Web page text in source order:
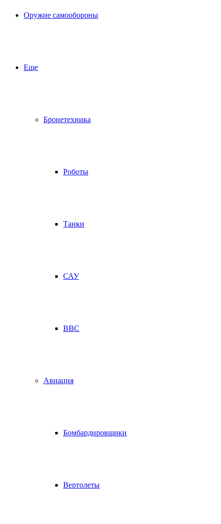
Оружие самообороны
Еще
Бронетехника
Роботы
Танки
САУ
ВВС
Авиация
Бомбардировщики
Вертолеты